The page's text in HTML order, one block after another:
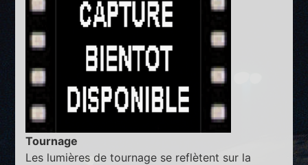
Tournage
Les lumières de tournage se reflètent sur la